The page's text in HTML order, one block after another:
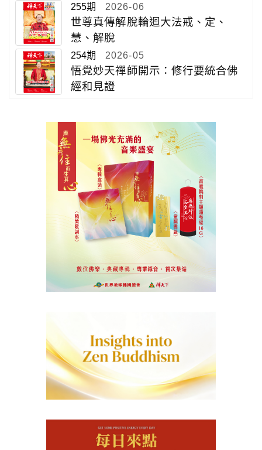
255期 2026-06
世尊真傳解脫輪迴大法戒、定、
慧、解脫
254期 2026-05
悟覺妙天禪師開示：修行要統合佛
經和見證